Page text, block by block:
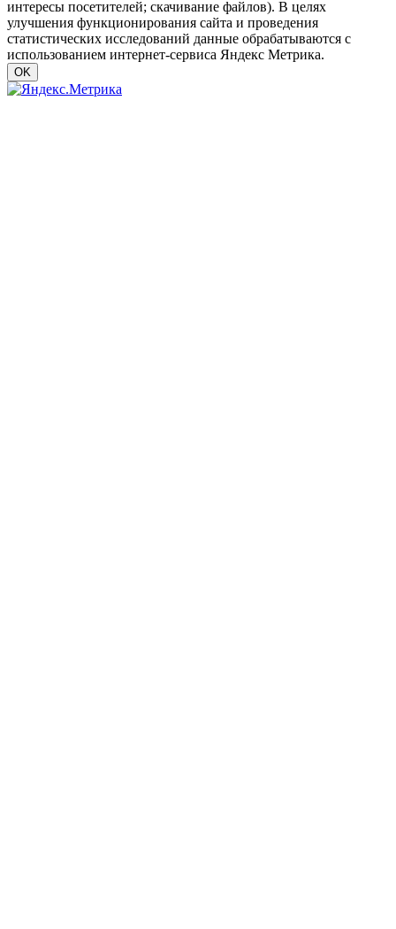
интересы посетителей; скачивание файлов). В целях
улучшения функционирования сайта и проведения
статистических исследований данные обрабатываются с
использованием интернет-сервиса Яндекс Метрика.
OK